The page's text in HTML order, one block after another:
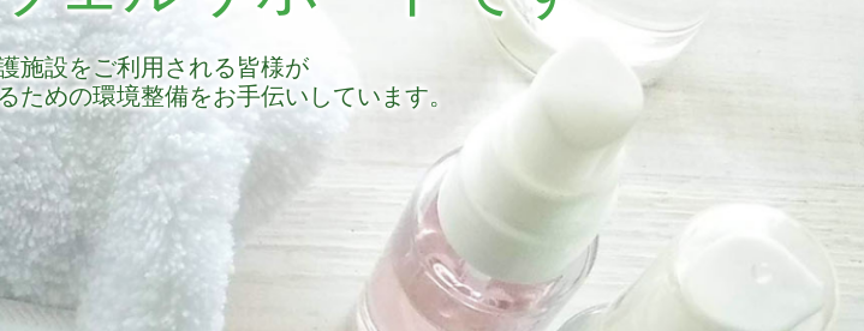
施設をご利用される皆様が
ための環境整備をお手伝いしています。